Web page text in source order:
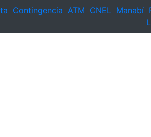
Contingencia ATM CNEL Manabí